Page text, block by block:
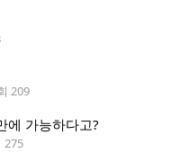
209
에 가능하다고?
275